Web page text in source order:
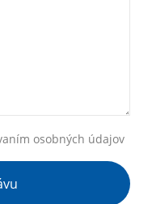
osobných údajov